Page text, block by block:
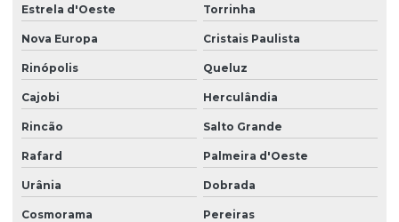
Estrela d'Oeste Torrinha
Nova Europa Cristais Paulista
Rinópolis Queluz
Cajobi Herculândia
Rincão Salto Grande
Rafard Palmeira d'Oeste
Urânia Dobrada
Cosmorama Pereiras